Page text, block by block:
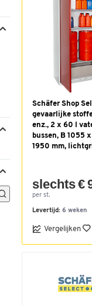
Schäfer Shop
gevaarlijke
enz., 2 x 60 l
bussen, B 1055
1950 mm,
slechts €
per st.
Levertijd: 6 weken
Vergelijken